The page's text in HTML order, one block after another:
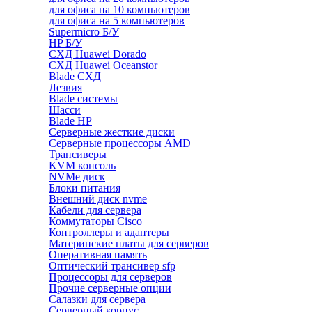
для офиса на 10 компьютеров
для офиса на 5 компьютеров
Supermicro Б/У
HP Б/У
СХД Huawei Dorado
СХД Huawei Oceanstor
Blade СХД
Лезвия
Blade системы
Шасси
Blade HP
Серверные жесткие диски
Серверные процессоры AMD
Трансиверы
KVM консоль
NVMe диск
Блоки питания
Внешний диск nvme
Кабели для сервера
Коммутаторы Cisco
Контроллеры и адаптеры
Материнские платы для серверов
Оперативная память
Оптический трансивер sfp
Процессоры для серверов
Прочие серверные опции
Салазки для сервера